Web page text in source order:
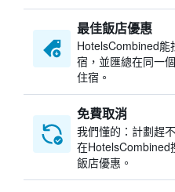
最佳飯店優惠
HotelsCombined​能
宿，並匯總在同一
住宿。
免費取消
我們懂的：計劃趕
在HotelsCombined
飯店優惠。